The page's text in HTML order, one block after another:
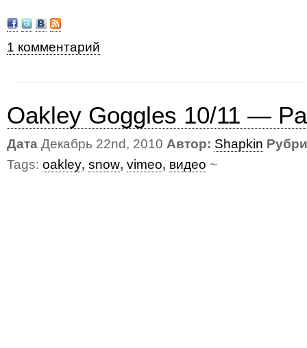
1 комментарий
Oakley Goggles 10/11 —
Дата Декабрь 22nd, 2010 Автор: Shapkin
Tags: oakley, snow, vimeo, видео ~